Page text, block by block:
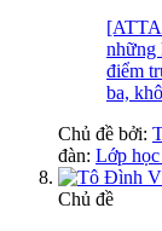
những
điểm
ba,
Chủ đề bởi:
đàn: Lớp
Chủ đề